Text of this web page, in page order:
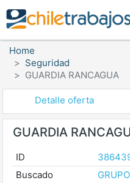
Home
Seguridad
GUARDIA RANCAGUA
Detalle oferta
GUARDIA
ID
Buscado